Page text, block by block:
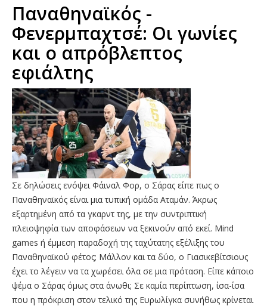
Παναθηναϊκός -
Φενερμπαχτσέ: Οι γωνίες
και ο απρόβλεπτος
εφιάλτης
Σε δηλώσεις ενόψει Φάιναλ Φορ, ο Σάρας είπε πως ο
Παναθηναϊκός είναι μια τυπική ομάδα Αταμάν. Άκρως
εξαρτημένη από τα γκαρντ της, με την συντριπτική
πλειοψηφία των αποφάσεων να ξεκινούν από εκεί. Mind
games ή έμμεση παραδοχή της ταχύτατης εξέλιξης του
Παναθηναϊκού φέτος; Μάλλον και τα δύο, ο Γιασικεβίτσιους
έχει το λέγειν να τα χωρέσει όλα σε μια πρόταση. Είπε κάποιο
ψέμα ο Σάρας όμως στα άνωθι; Σε καμία περίπτωση, ίσα-ίσα
που η πρόκριση στον τελικό της Ευρωλίγκα συνήθως κρίνεται